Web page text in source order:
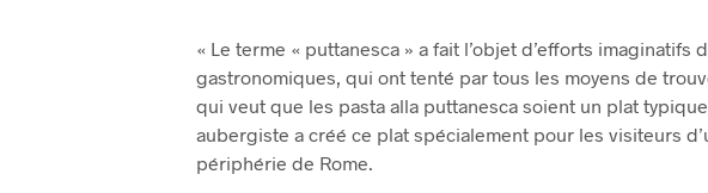
« Le terme « puttanesca » a fait l’objet d’efforts imaginatifs
gastronomiques, qui ont tenté par tous les moyens de
qui veut que les pasta alla puttanesca soient un plat
aubergiste a créé ce plat spécialement pour les visiteurs
périphérie de Rome.